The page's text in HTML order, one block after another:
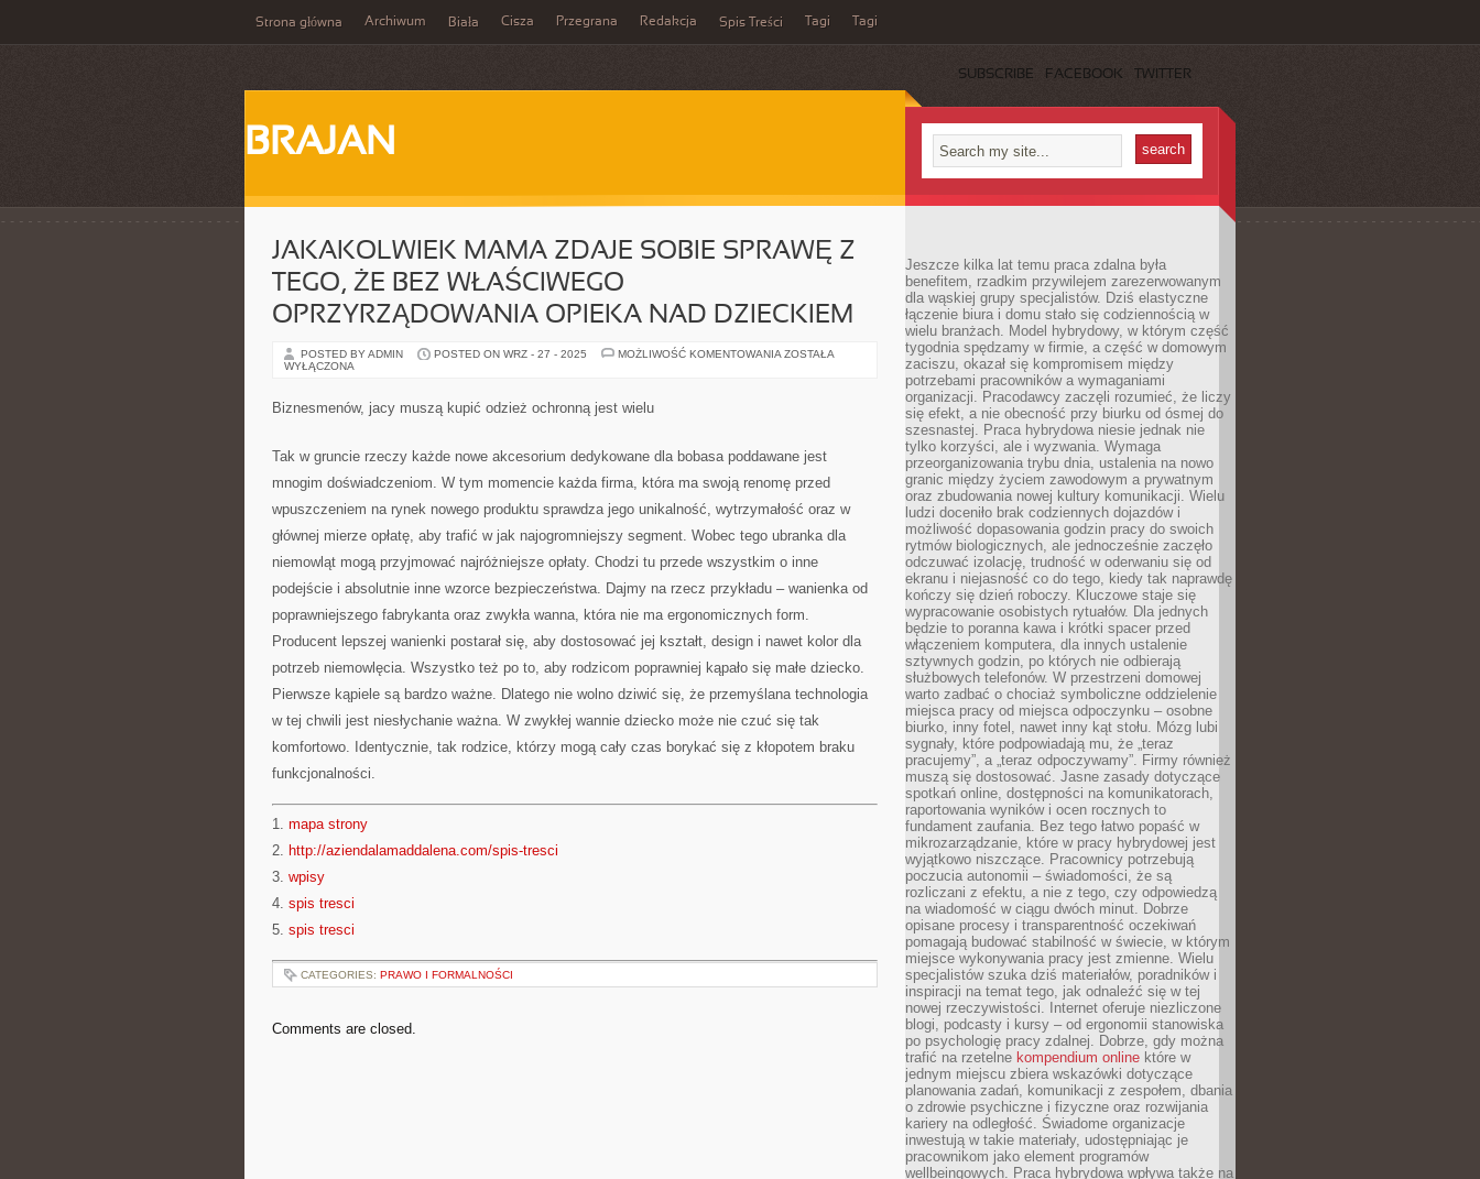
Strona główna Archiwum Biała Cisza Przegrana Redakcja Spis Treści Tagi Tagi
SUBSCRIBE FACEBOOK TWITTER
BRAJAN
JAKAKOLWIEK MAMA ZDAJE SOBIE SPRAWĘ Z
TEGO, ŻE BEZ WŁAŚCIWEGO
OPRZYRZĄDOWANIA OPIEKA NAD DZIECKIEM
POSTED BY ADMIN POSTED ON WRZ - 27 - 2025 MOŻLIWOŚĆ KOMENTOWANIA JAKAKOLWIEK
WŁAŚCIWEGO
OPIEKA
DZIECKIEM
ZOSTAŁA
WYŁĄCZONA
Biznesmenów, jacy muszą kupić odzież ochronną jest wielu
Tak w gruncie rzeczy każde nowe akcesorium dedykowane dla bobasa poddawane jest
mnogim doświadczeniom. W tym momencie każda firma, która ma swoją renomę przed
wpuszczeniem na rynek nowego produktu sprawdza jego unikalność, wytrzymałość oraz w
głównej mierze opłatę, aby trafić w jak najogromniejszy segment. Wobec tego ubranka dla
niemowląt mogą przyjmować najróżniejsze opłaty. Chodzi tu przede wszystkim o inne
podejście i absolutnie inne wzorce bezpieczeństwa. Dajmy na rzecz przykładu – wanienka od
poprawniejszego fabrykanta oraz zwykła wanna, która nie ma ergonomicznych form.
Producent lepszej wanienki postarał się, aby dostosować jej kształt, design i nawet kolor dla
potrzeb niemowlęcia. Wszystko też po to, aby rodzicom poprawniej kąpało się małe dziecko.
Pierwsze kąpiele są bardzo ważne. Dlatego nie wolno dziwić się, że przemyślana technologia
w tej chwili jest niesłychanie ważna. W zwykłej wannie dziecko może nie czuć się tak
komfortowo. Identycznie, tak rodzice, którzy mogą cały czas borykać się z kłopotem braku
funkcjonalności.
1. mapa strony
2. http://aziendalamaddalena.com/spis-tresci
3. wpisy
4. spis tresci
5. spis tresci
CATEGORIES: PRAWO I FORMALNOŚCI
Comments are closed.
Jeszcze kilka lat temu praca zdalna była
benefitem, rzadkim przywilejem zarezerwowanym
dla wąskiej grupy specjalistów. Dziś elastyczne
łączenie biura i domu stało się codziennością w
wielu branżach. Model hybrydowy, w którym część
tygodnia spędzamy w firmie, a część w domowym
zaciszu, okazał się kompromisem między
potrzebami pracowników a wymaganiami
organizacji. Pracodawcy zaczęli rozumieć, że liczy
się efekt, a nie obecność przy biurku od ósmej do
szesnastej. Praca hybrydowa niesie jednak nie
tylko korzyści, ale i wyzwania. Wymaga
przeorganizowania trybu dnia, ustalenia na nowo
granic między życiem zawodowym a prywatnym
oraz zbudowania nowej kultury komunikacji. Wielu
ludzi doceniło brak codziennych dojazdów i
możliwość dopasowania godzin pracy do swoich
rytmów biologicznych, ale jednocześnie zaczęło
odczuwać izolację, trudność w oderwaniu się od
ekranu i niejasność co do tego, kiedy tak naprawdę
kończy się dzień roboczy. Kluczowe staje się
wypracowanie osobistych rytuałów. Dla jednych
będzie to poranna kawa i krótki spacer przed
włączeniem komputera, dla innych ustalenie
sztywnych godzin, po których nie odbierają
służbowych telefonów. W przestrzeni domowej
warto zadbać o chociaż symboliczne oddzielenie
miejsca pracy od miejsca odpoczynku – osobne
biurko, inny fotel, nawet inny kąt stołu. Mózg lubi
sygnały, które podpowiadają mu, że „teraz
pracujemy”, a „teraz odpoczywamy”. Firmy również
muszą się dostosować. Jasne zasady dotyczące
spotkań online, dostępności na komunikatorach,
raportowania wyników i ocen rocznych to
fundament zaufania. Bez tego łatwo popaść w
mikrozarządzanie, które w pracy hybrydowej jest
wyjątkowo niszczące. Pracownicy potrzebują
poczucia autonomii – świadomości, że są
rozliczani z efektu, a nie z tego, czy odpowiedzą
na wiadomość w ciągu dwóch minut. Dobrze
opisane procesy i transparentność oczekiwań
pomagają budować stabilność w świecie, w którym
miejsce wykonywania pracy jest zmienne. Wielu
specjalistów szuka dziś materiałów, poradników i
inspiracji na temat tego, jak odnaleźć się w tej
nowej rzeczywistości. Internet oferuje niezliczone
blogi, podcasty i kursy – od ergonomii stanowiska
po psychologię pracy zdalnej. Dobrze, gdy można
trafić na rzetelne kompendium online które w
jednym miejscu zbiera wskazówki dotyczące
planowania zadań, komunikacji z zespołem, dbania
o zdrowie psychiczne i fizyczne oraz rozwijania
kariery na odległość. Świadome organizacje
inwestują w takie materiały, udostępniając je
pracownikom jako element programów
wellbeingowych. Praca hybrydowa wpływa także na